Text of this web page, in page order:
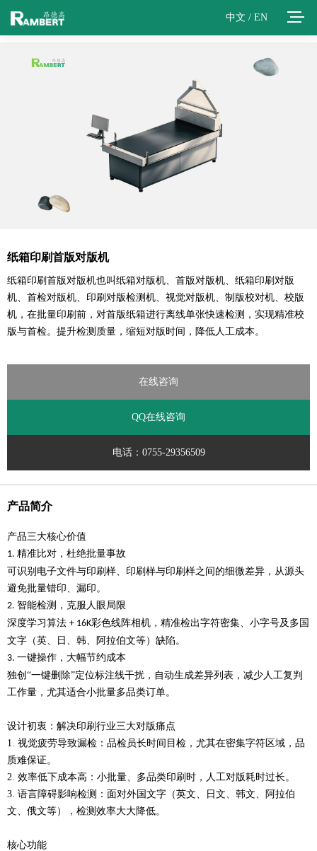
中文 / EN
纸箱印刷首版对版机
纸箱印刷首版对版机也叫纸箱对版机、首版对版机、纸箱印刷对版
机、首检对版机、印刷对版检测机、视觉对版机、制版校对机、校版
机，在批量印刷前，对首版纸箱进行离线单张快速检测，实现精准校
版与首检。提升检测质量，缩短对版时间，降低人工成本。
在线咨询
QQ在线咨询
电话：0755-29356509
产品简介
产品三大核心价值
1. 精准比对，杜绝批量事故
可识别电子文件与印刷样、印刷样与印刷样之间的细微差异，从源头
避免批量错印、漏印。
2. 智能检测，克服人眼局限
深度学习算法 + 16K彩色线阵相机，精准检出字符密集、小字号及多国
文字（英、日、韩、阿拉伯文等）缺陷。
3. 一键操作，大幅节约成本
独创 “一键删除”定位标注线干扰，自动生成差异列表，减少人工复判
工作量，尤其适合小批量多品类订单。
设计初衷：解决印刷行业三大对版痛点
1. 视觉疲劳导致漏检：品检员长时间目检，尤其在密集字符区域，品
质难保证。
2. 效率低下成本高：小批量、多品类印刷时，人工对版耗时过长。
3. 语言障碍影响检测：面对外国文字（英文、日文、韩文、阿拉伯
文、俄文等），检测效率大大降低。
核心功能